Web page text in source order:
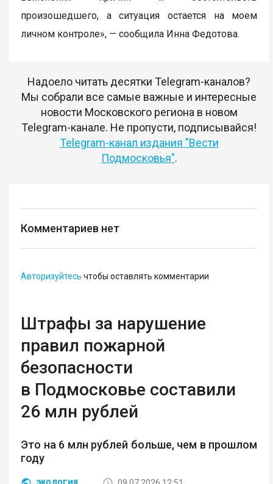
произошедшего, а ситуация остается на моем
личном контроле», — сообщила Инна Федотова.
Надоело читать десятки Telegram-каналов?
Мы собрали все самые важные и интересные
новости Московского региона в новом
Telegram-канале. Не пропусти, подписывайся!
Telegram-канал издания "Вести
Подмосковья".
Комментариев нет
Авторизуйтесь чтобы оставлять комментарии
Штрафы за нарушение
правил пожарной
безопасности
в Подмосковье составили
26 млн рублей
Это на 6 млн рублей больше, чем в прошлом
году